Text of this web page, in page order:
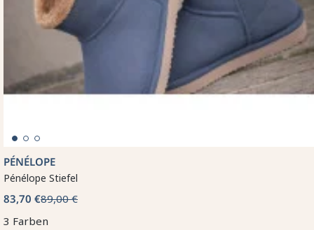
PÉNÉLOPE
Pénélope Stiefel
83,70 €89,00 €
3 Farben